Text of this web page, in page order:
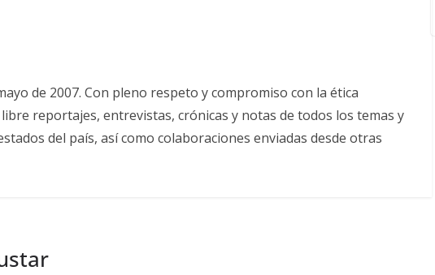
de 2007. Con pleno respeto y compromiso con la ética
reportajes, entrevistas, crónicas y notas de todos los temas y
del país, así como colaboraciones enviadas desde otras